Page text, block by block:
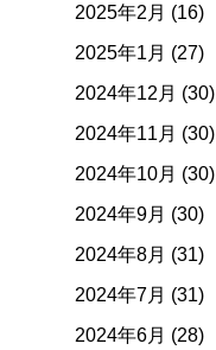
2025年2月 (16)
2025年1月 (27)
2024年12月 (30)
2024年11月 (30)
2024年10月 (30)
2024年9月 (30)
2024年8月 (31)
2024年7月 (31)
2024年6月 (28)